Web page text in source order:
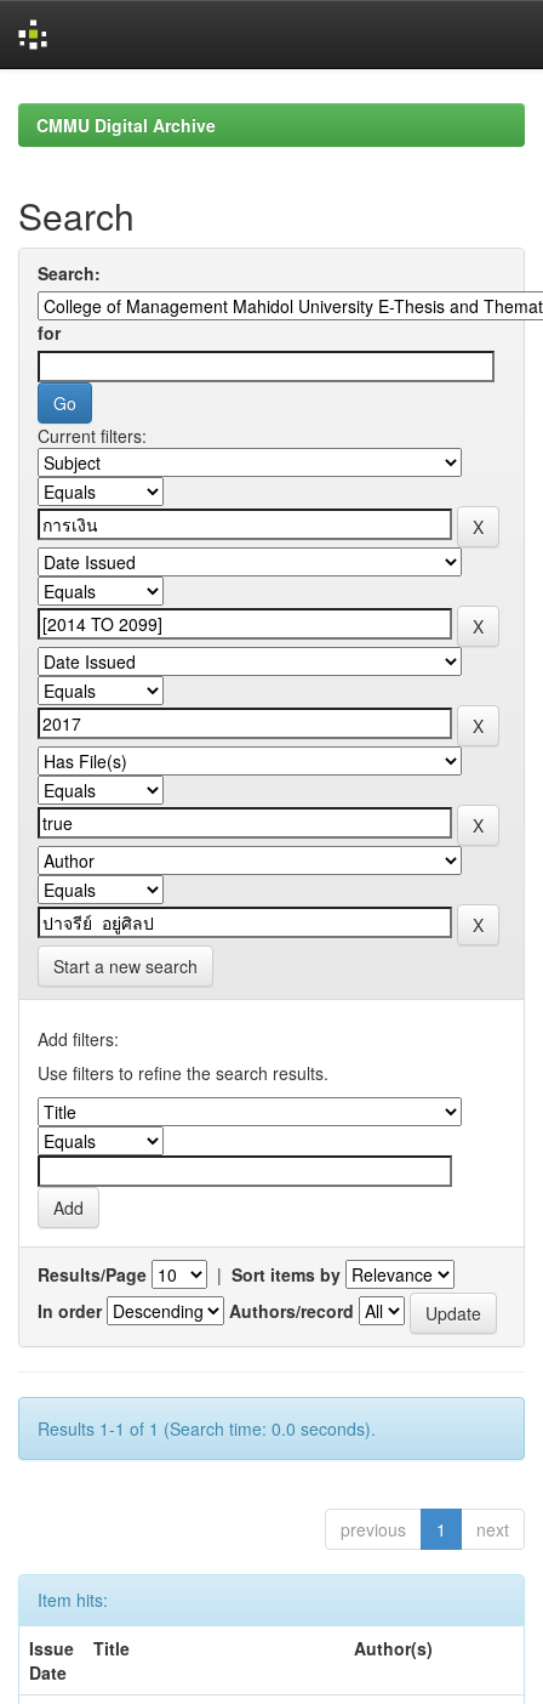
navigationCMMU Digital Archive
Search
Search:
for
Current filters:
Start a new search
Add filters:
Use filters to refine the search results.
Results/Page | Sort items by
In order
Authors/record
Results 1-1 of 1 (Search time: 0.0 seconds).
previous 1 next
Item hits:
Issue
Date
Title Author(s)